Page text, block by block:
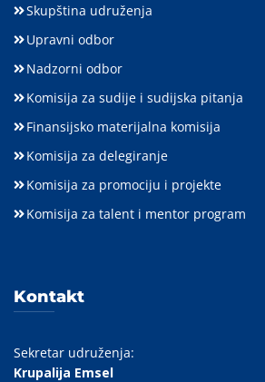
Skupština udruženja
Upravni odbor
Nadzorni odbor
Komisija za sudije i sudijska pitanja
Finansijsko materijalna komisija
Komisija za delegiranje
Komisija za promociju i projekte
Komisija za talent i mentor program
Kontakt
Sekretar udruženja:
Krupalija Emsel